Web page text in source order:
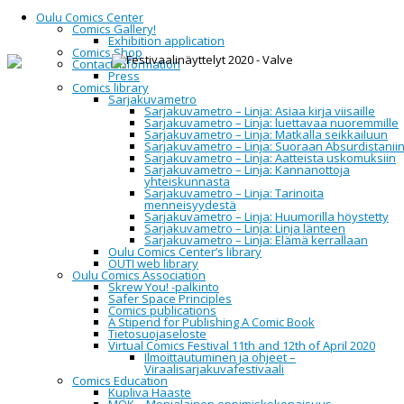
Oulu Comics Center
Comics Gallery!
Exhibition application
Comics Shop
Contact Information
Press
Comics library
Sarjakuvametro
Sarjakuvametro – Linja: Asiaa kirja viisaille
Sarjakuvametro – Linja: luettavaa nuoremmille
Sarjakuvametro – Linja: Matkalla seikkailuun
Sarjakuvametro – Linja: Suoraan Absurdistaniin
Sarjakuvametro – Linja: Aatteista uskomuksiin
Sarjakuvametro – Linja: Kannanottoja
yhteiskunnasta
Sarjakuvametro – Linja: Tarinoita
menneisyydestä
Sarjakuvametro – Linja: Huumorilla höystetty
Sarjakuvametro – Linja: Linja länteen
Sarjakuvametro – Linja: Elämä kerrallaan
Oulu Comics Center’s library
OUTI web library
Oulu Comics Association
Skrew You! -palkinto
Safer Space Principles
Comics publications
A Stipend for Publishing A Comic Book
Tietosuojaseloste
Virtual Comics Festival 11th and 12th of April 2020
Ilmoittautuminen ja ohjeet –
Viraalisarjakuvafestivaali
Comics Education
Kupliva Haaste
Home
Festival 19.-22.11.2026Past festivals
Festival exhibitions 2020 - Valve
Festival exhibitions
2020 - Valve
Mon
30
Nov
2020
Kalle Hakkola & Mari Ahokoivu:
Sanni ja Joonas - Metsäretki